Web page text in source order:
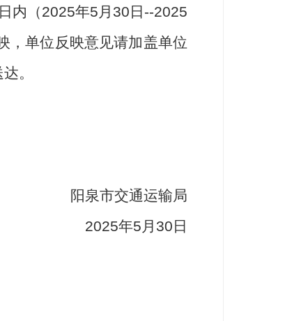
内（2025年5 月 30 日 --2025
，单位反映意见请加盖单位
。
阳泉市交通运输局
2025年5月30日